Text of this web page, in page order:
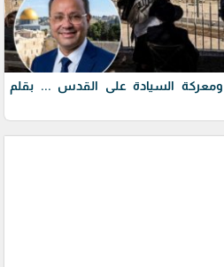
ومعركة السيادة على القدس ... بقلم